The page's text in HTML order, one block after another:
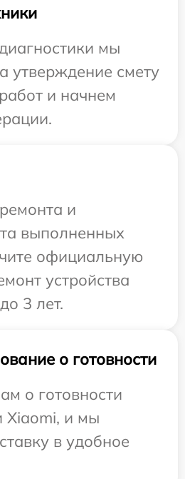
мы
утверждение смету
и начнем
и
выполненных
официальную
устройства
3 лет.
о готовности
о готовности
Xiaomi, и мы
в удобное